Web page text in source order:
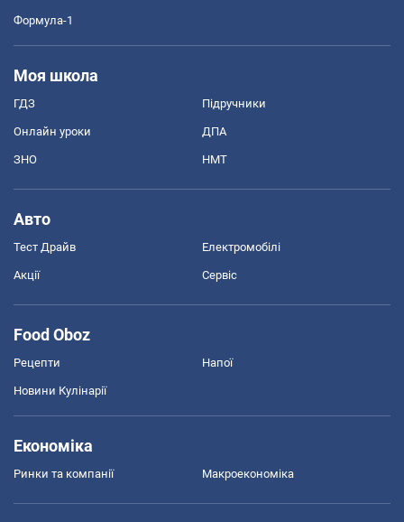
Формула-1
Моя школа
ГДЗ Підручники
Онлайн уроки ДПА
ЗНО НМТ
Авто
Тест Драйв Електромобілі
Акції Сервіс
Food Oboz
Рецепти Напої
Новини Кулінарії
Економіка
Ринки та компанії Макроекономіка